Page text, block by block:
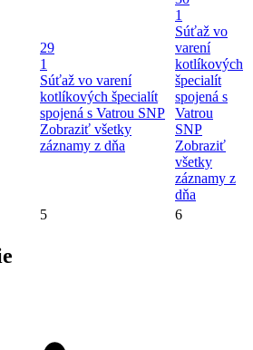
29
1
Súťaž vo varení
kotlíkových špecialít
spojená s Vatrou SNP
Zobraziť všetky
záznamy z dňa
1
Súťaž vo
varení
kotlíkových
špecialít
spojená s
Vatrou
SNP
Zobraziť
všetky
záznamy z
dňa
5 6